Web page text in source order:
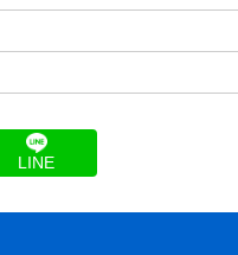
LINE